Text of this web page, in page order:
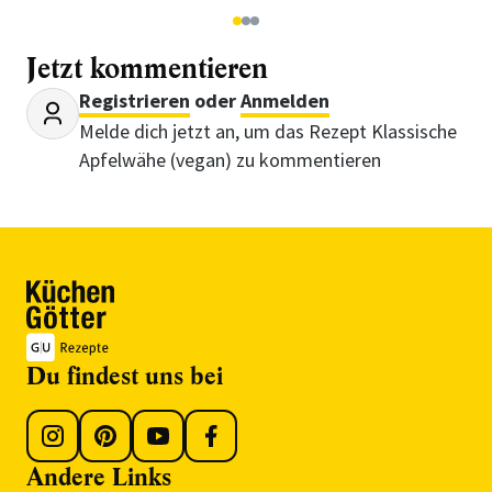
123
Jetzt kommentieren
Registrieren oderAnmelden
Melde dich jetzt an, um das Rezept Klassische
Apfelwähe (vegan) zu kommentieren
Du findest uns bei
Andere Links